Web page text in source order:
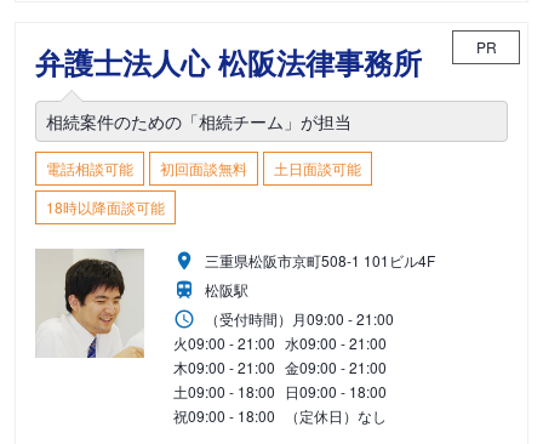
弁護士法人心 松阪法律事務所 PR
相続案件のための「相続チーム」が担当
電話相談可能 初回面談無料
土日面談可能
18時以降面談可能
三重県松阪市京町508-1 101ビル4F
松阪駅
（受付時間） 月09:00 - 21:00
火09:00 - 21:00 水09:00 - 21:00
木09:00 - 21:00 金09:00 - 21:00
土09:00 - 18:00 日09:00 - 18:00
祝09:00 - 18:00 （定休日）なし